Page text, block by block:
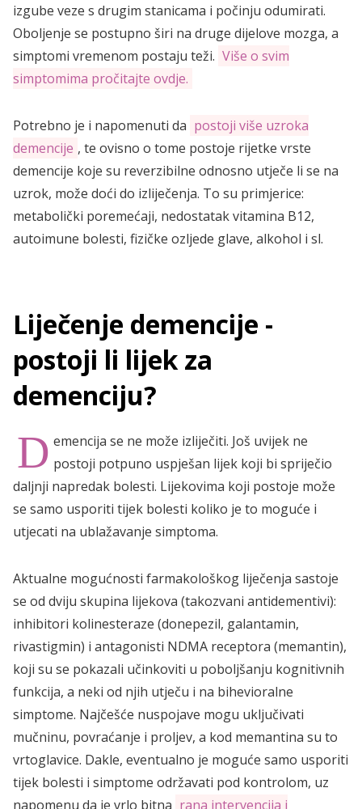
izgube veze s drugim stanicama i počinju odumirati.
Oboljenje se postupno širi na druge dijelove mozga, a
simptomi vremenom postaju teži. Više o svim
simptomima pročitajte ovdje.
Potrebno je i napomenuti da postoji više uzroka
demencije , te ovisno o tome postoje rijetke vrste
demencije koje su reverzibilne odnosno utječe li se na
uzrok, može doći do izliječenja. To su primjerice:
metabolički poremećaji, nedostatak vitamina B12,
autoimune bolesti, fizičke ozljede glave, alkohol i sl.
Liječenje demencije -
postoji li lijek za
demenciju?
D emencija se ne može izliječiti. Još uvijek ne
postoji potpuno uspješan lijek koji bi spriječio
daljnji napredak bolesti. Lijekovima koji postoje može
se samo usporiti tijek bolesti koliko je to moguće i
utjecati na ublažavanje simptoma.
Aktualne mogućnosti farmakološkog liječenja sastoje
se od dviju skupina lijekova (takozvani antidementivi):
inhibitori kolinesteraze (donepezil, galantamin,
rivastigmin) i antagonisti NDMA receptora (memantin),
koji su se pokazali učinkoviti u poboljšanju kognitivnih
funkcija, a neki od njih utječu i na bihevioralne
simptome. Najčešće nuspojave mogu uključivati ​​
mučninu, povraćanje i proljev, a kod memantina su to
vrtoglavice. Dakle, eventualno je moguće samo usporiti
tijek bolesti i simptome održavati pod kontrolom, uz
napomenu da je vrlo bitna rana intervencija i